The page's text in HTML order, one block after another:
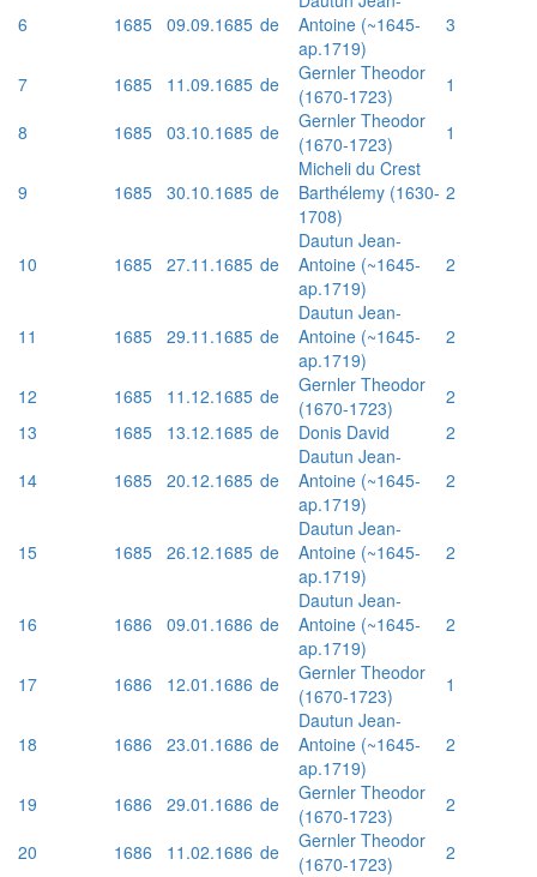
6 1685 09.09.1685 de
Antoine (~1645-
ap.1719)
3
7 1685 11.09.1685 de
Gernler Theodor
(1670-1723)
1
8
1685 03.10.1685 de
Gernler Theodor
(1670-1723)
1
9 1685 30.10.1685 de
Micheli du Crest
Barthélemy (1630-
1708)
2
10 1685 27.11.1685 de
Dautun Jean-
Antoine (~1645-
ap.1719)
2
11 1685 29.11.1685 de
Dautun Jean-
Antoine (~1645-
ap.1719)
2
12 1685 11.12.1685 de
Gernler Theodor
(1670-1723)
2
13
1685 13.12.1685 de Donis David
2
14
1685 20.12.1685 de
Dautun Jean-
Antoine (~1645-
ap.1719)
2
15 1685 26.12.1685 de
Dautun Jean-
Antoine (~1645-
ap.1719)
2
16 1686 09.01.1686 de
Dautun Jean-
Antoine (~1645-
ap.1719)
2
17 1686 12.01.1686 de
Gernler Theodor
(1670-1723)
1
18 1686 23.01.1686 de
Dautun Jean-
Antoine (~1645-
ap.1719)
2
19 1686 29.01.1686 de
Gernler Theodor
(1670-1723)
2
20
1686 11.02.1686 de
Gernler Theodor
(1670-1723)
2